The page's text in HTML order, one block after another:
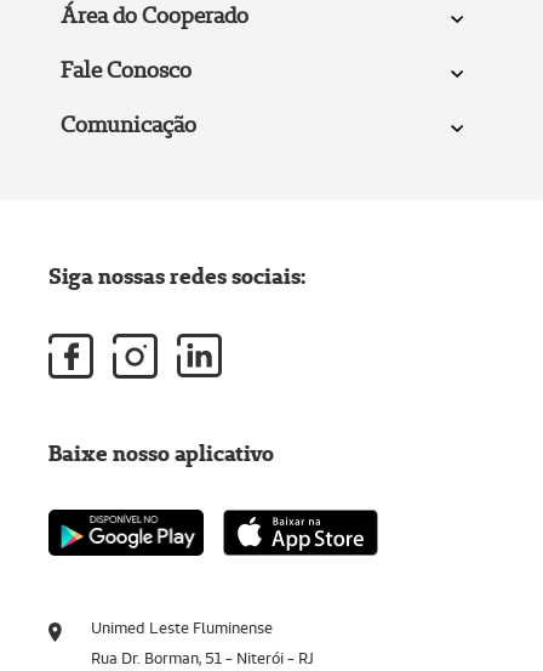
Área do Cooperado
Fale Conosco
Comunicação
Unimed Leste Fluminense
Rua Dr. Borman, 51 - Niterói - RJ
Siga nossas redes sociais:
Baixe nosso aplicativo